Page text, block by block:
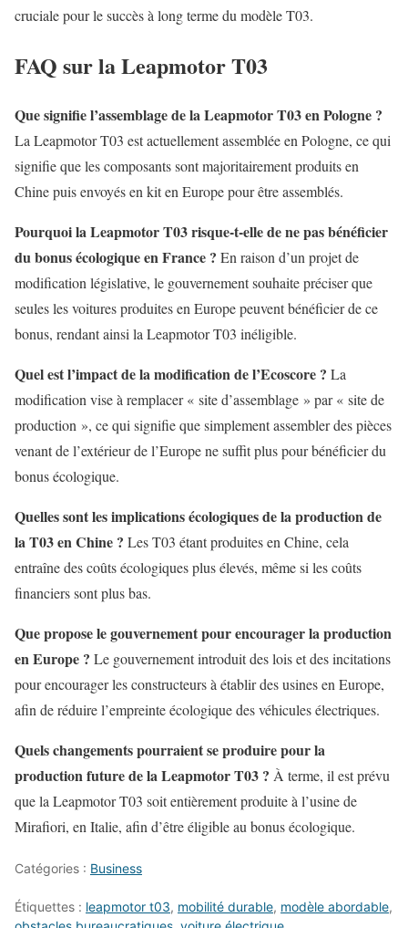
cruciale pour le succès à long terme du modèle T03.
FAQ sur la Leapmotor T03
Que signifie l’assemblage de la Leapmotor T03 en Pologne ?
La Leapmotor T03 est actuellement assemblée en Pologne, ce qui
signifie que les composants sont majoritairement produits en
Chine puis envoyés en kit en Europe pour être assemblés.
Pourquoi la Leapmotor T03 risque-t-elle de ne pas bénéficier
du bonus écologique en France ? En raison d’un projet de
modification législative, le gouvernement souhaite préciser que
seules les voitures produites en Europe peuvent bénéficier de ce
bonus, rendant ainsi la Leapmotor T03 inéligible.
Quel est l’impact de la modification de l’Ecoscore ? La
modification vise à remplacer « site d’assemblage » par « site de
production », ce qui signifie que simplement assembler des pièces
venant de l’extérieur de l’Europe ne suffit plus pour bénéficier du
bonus écologique.
Quelles sont les implications écologiques de la production de
la T03 en Chine ? Les T03 étant produites en Chine, cela
entraîne des coûts écologiques plus élevés, même si les coûts
financiers sont plus bas.
Que propose le gouvernement pour encourager la production
en Europe ? Le gouvernement introduit des lois et des incitations
pour encourager les constructeurs à établir des usines en Europe,
afin de réduire l’empreinte écologique des véhicules électriques.
Quels changements pourraient se produire pour la
production future de la Leapmotor T03 ? À terme, il est prévu
que la Leapmotor T03 soit entièrement produite à l’usine de
Mirafiori, en Italie, afin d’être éligible au bonus écologique.
Catégories : Business
Étiquettes : leapmotor t03, mobilité durable, modèle abordable,